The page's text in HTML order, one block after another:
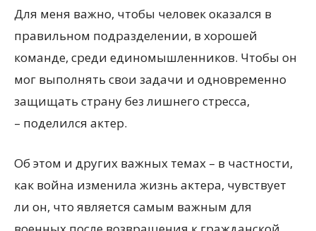
Для меня важно, чтобы человек оказался в
правильном подразделении, в хорошей
команде, среди единомышленников. Чтобы он
мог выполнять свои задачи и одновременно
защищать страну без лишнего стресса,
– поделился актер.
Об этом и других важных темах – в частности,
как война изменила жизнь актера, чувствует
ли он, что является самым важным для